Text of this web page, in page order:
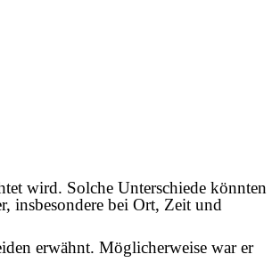
wird. Solche Unterschiede könnten
insbesondere bei Ort, Zeit und
erwähnt. Möglicherweise war er